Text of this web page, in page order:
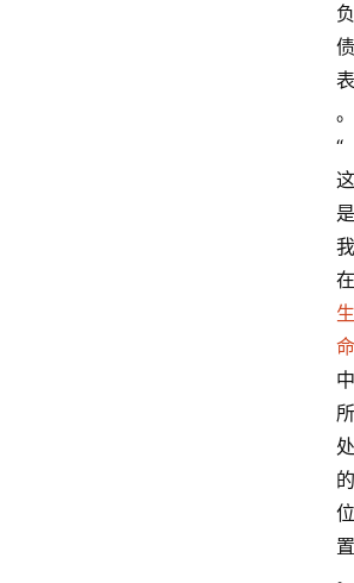
负
债
表
。
“
这
是
我
在
生
命
中
所
处
的
位
置